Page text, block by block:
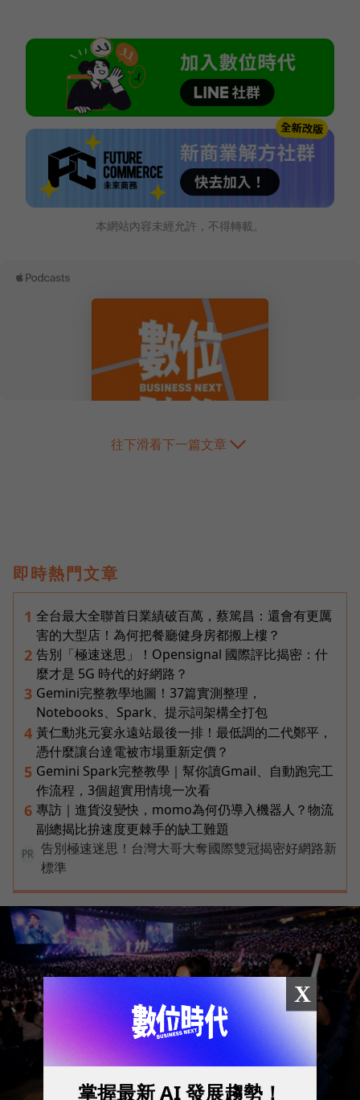
本網站內容未經允許，不得轉載。
往下滑看下一篇文章
即時熱門文章
1 全台最大全聯首日業績破百萬，蔡篤昌：還會有更厲
害的大型店！為何把餐廳健身房都搬上樓？
2 告別「極速迷思」！Opensignal 國際評比揭密：什
麼才是 5G 時代的好網路？
3 Gemini完整教學地圖！37篇實測整理，
Notebooks、Spark、提示詞架構全打包
4 黃仁勳兆元宴永遠站最後一排！最低調的二代鄭平，
憑什麼讓台達電被市場重新定價？
5 Gemini Spark完整教學｜幫你讀Gmail、自動跑完工
作流程，3個超實用情境一次看
6 專訪｜進貨沒變快，momo為何仍導入機器人？物流
副總揭比拚速度更棘手的缺工難題
PR
告別極速迷思！台灣大哥大奪國際雙冠揭密好網路新
標準
X
掌握最新 AI 發展趨勢！